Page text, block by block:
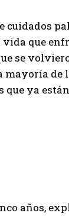
cuidados
que
se
mayoría de
que ya
años,